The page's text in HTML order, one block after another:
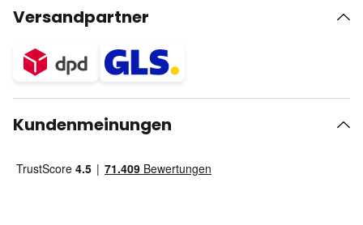
Versandpartner
Kundenmeinungen